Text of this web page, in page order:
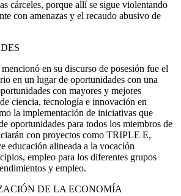
cárceles, porque allí se sigue violentando
con amenazas y el recaudo abusivo de
en su discurso de posesión fue el
en un lugar de oportunidades con una
con mayores y mejores
ciencia, tecnología e innovación en
la implementación de iniciativas que
oportunidades para todos los miembros de
con proyectos como TRIPLE E,
educación alineada a la vocación
empleo para los diferentes grupos
y empleo.
DE LA ECONOMÍA